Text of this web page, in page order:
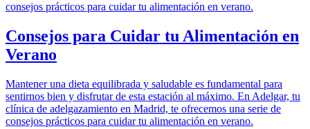
Consejos para Cuidar tu Alimentación en
Verano
Mantener una dieta equilibrada y saludable es fundamental para
sentirnos bien y disfrutar de esta estación al máximo. En Adelgar, tu
clínica de adelgazamiento en Madrid, te ofrecemos una serie de
consejos prácticos para cuidar tu alimentación en verano.